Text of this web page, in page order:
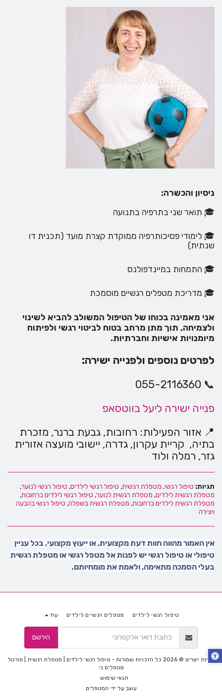
ניסיון והכשרה:
🎓 תואר שני בתרפיה בתנועה
🎓 לימודי פסיכותרפיה ממוקדת קצרת מועד (תכנית דו
שנתית)
🎓 התמחות במיינדפולנס
🎓 מדריכת מטפלים רגשיים מוסמכת
אני מאמינה בכוחו של הטיפול המשולב להביא לשינוי
ולצמיחה, תוך מתן מרחב בטוח לביטוי רגשי ולפיתוח
מיומנויות אישיות וחברתיות.
לפרטים נוספים ולפנייה ישירה:
📞 055-2116360
פנייה ישירה ליעל בווטסאפ
📍 אזור הפעילות: רחובות, גבעת ברנר, מזכרת
בתיה, קריית עקרון, גדרה, יישובי מועצה אזורית
גזר, רמלה ולוד
תגיות: טיפול רגשי, מטפלת רגשית, טיפול רגשי לילדים, טיפול רגשי לנוער,
מטפלת רגשית לילדים, מטפלת רגשית לנוער, טיפול רגשי לילדים ברחובות,
מטפלת רגשית לילדים ברחובות, מטפלת רגשית בשפלה, טיפול רגשי בהבעה
ויצירה
אין האמור מהווה חוות דעת מקצועית, או ייעוץ מקצועי, בכל עניין
טיפולי או טיפול רגשי יש לפנות אל מטפל רגשי או מטפלת רגשית
בעלי הסמכה מתאימה, ולאמת את מומחיותם.
טיפול רגשי לילדים מטפלים רגשיים לילדים עוד
הירשם
זכויות יוצרים © 2026 כל הזכויות שמורות -
טיפול רגשי לילדים | מטפלת רגשית | פורטל
מטפלים בי
תנאי שימוש
עוצב על ידי המטפלים